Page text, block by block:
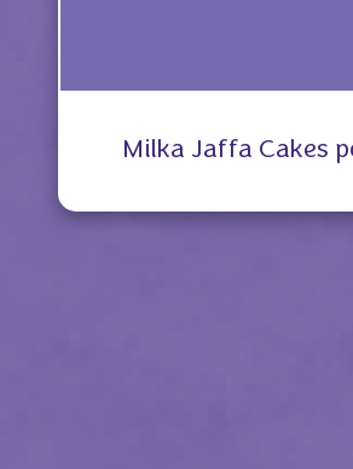
Milka Jaffa Cakes